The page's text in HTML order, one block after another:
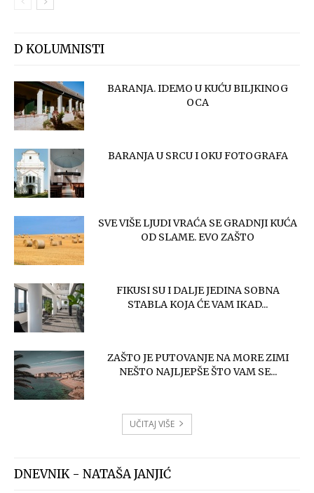
D KOLUMNISTI
BARANJA. IDEMO U KUĆU BILJKINOG
OCA
BARANJA U SRCU I OKU FOTOGRAFA
SVE VIŠE LJUDI VRAĆA SE GRADNJI KUĆA
OD SLAME. EVO ZAŠTO
FIKUSI SU I DALJE JEDINA SOBNA
STABLA KOJA ĆE VAM IKAD...
ZAŠTO JE PUTOVANJE NA MORE ZIMI
NEŠTO NAJLJEPŠE ŠTO VAM SE...
UČITAJ VIŠE
DNEVNIK - NATAŠA JANJIĆ